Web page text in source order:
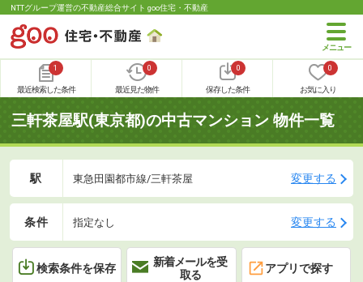
NTTグループ運営の不動産総合サイト goo住宅・不動産
1
最近検索した条件
0
最近見た物件
0
保存した条件
0
お気に入り
三軒茶屋駅(東京都)の中古マンション 物件一覧
駅 東急田園都市線/三軒茶屋 変更する
条件 指定なし 変更する
検索条件を保存
新着メールを受
取る
アプリで探す